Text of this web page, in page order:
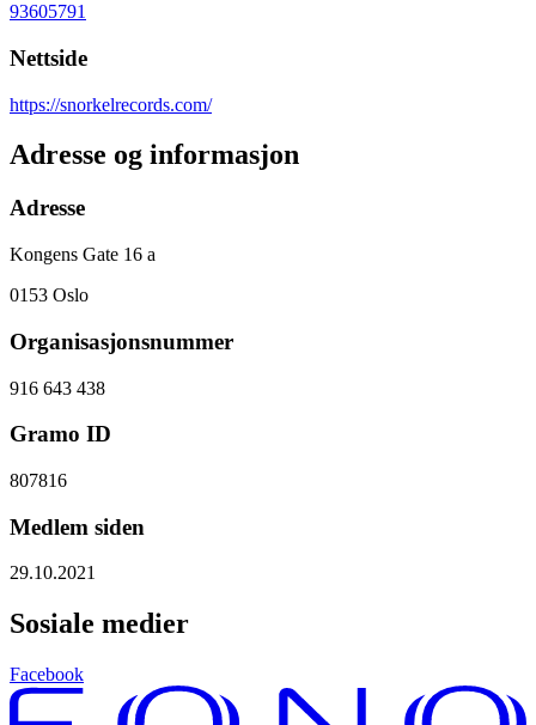
93605791
Nettside
https://snorkelrecords.com/
Adresse og informasjon
Adresse
Kongens Gate 16 a
0153 Oslo
Organisasjonsnummer
916 643 438
Gramo ID
807816
Medlem siden
29.10.2021
Sosiale medier
Facebook